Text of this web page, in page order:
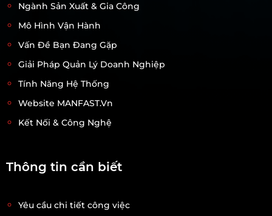
Ngành Sản Xuất & Gia Công
Mô Hình Vận Hành
Vấn Đề Bạn Đang Gặp
Giải Pháp Quản Lý Doanh Nghiệp
Tính Năng Hệ Thống
Website MANFAST.vn
Kết Nối & Công Nghệ
Thông tin cần biết
Yêu cầu chi tiết công việc